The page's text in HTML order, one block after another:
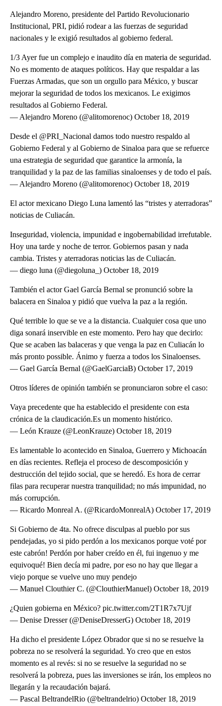
Alejandro Moreno, presidente del Partido Revolucionario
Institucional, PRI, pidió rodear a las fuerzas de seguridad
nacionales y le exigió resultados al gobierno federal.
1/3 Ayer fue un complejo e inaudito día en materia de seguridad.
No es momento de ataques políticos. Hay que respaldar a las
Fuerzas Armadas, que son un orgullo para México, y buscar
mejorar la seguridad de todos los mexicanos. Le exigimos
resultados al Gobierno Federal.
— Alejandro Moreno (@alitomorenoc) October 18, 2019
Desde el @PRI_Nacional damos todo nuestro respaldo al
Gobierno Federal y al Gobierno de Sinaloa para que se refuerce
una estrategia de seguridad que garantice la armonía, la
tranquilidad y la paz de las familias sinaloenses y de todo el país.
— Alejandro Moreno (@alitomorenoc) October 18, 2019
El actor mexicano Diego Luna lamentó las “tristes y aterradoras”
noticias de Culiacán.
Inseguridad, violencia, impunidad e ingobernabilidad irrefutable.
Hoy una tarde y noche de terror. Gobiernos pasan y nada
cambia. Tristes y aterradoras noticias las de Culiacán.
— diego luna (@diegoluna_) October 18, 2019
También el actor Gael García Bernal se pronunció sobre la
balacera en Sinaloa y pidió que vuelva la paz a la región.
Qué terrible lo que se ve a la distancia. Cualquier cosa que uno
diga sonará inservible en este momento. Pero hay que decirlo:
Que se acaben las balaceras y que venga la paz en Culiacán lo
más pronto possible. Ánimo y fuerza a todos los Sinaloenses.
— Gael García Bernal (@GaelGarciaB) October 17, 2019
Otros líderes de opinión también se pronunciaron sobre el caso:
Vaya precedente que ha establecido el presidente con esta
crónica de la claudicación.Es un momento histórico.
— León Krauze (@LeonKrauze) October 18, 2019
Es lamentable lo acontecido en Sinaloa, Guerrero y Michoacán
en días recientes. Refleja el proceso de descomposición y
destrucción del tejido social, que se heredó. Es hora de cerrar
filas para recuperar nuestra tranquilidad; no más impunidad, no
más corrupción.
— Ricardo Monreal A. (@RicardoMonrealA) October 17, 2019
Si Gobierno de 4ta. No ofrece disculpas al pueblo por sus
pendejadas, yo si pido perdón a los mexicanos porque voté por
este cabrón! Perdón por haber creído en él, fui ingenuo y me
equivoqué! Bien decía mi padre, por eso no hay que llegar a
viejo porque se vuelve uno muy pendejo
— Manuel Clouthier C. (@ClouthierManuel) October 18, 2019
¿Quien gobierna en México? pic.twitter.com/2T1R7x7Ujf
— Denise Dresser (@DeniseDresserG) October 18, 2019
Ha dicho el presidente López Obrador que si no se resuelve la
pobreza no se resolverá la seguridad. Yo creo que en estos
momento es al revés: si no se resuelve la seguridad no se
resolverá la pobreza, pues las inversiones se irán, los empleos no
llegarán y la recaudación bajará.
— Pascal BeltrandelRio (@beltrandelrio) October 18, 2019